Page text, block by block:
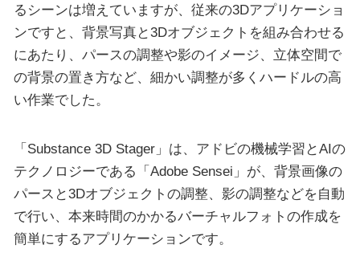
るシーンは増えていますが、従来の3Dアプリケーショ
ンですと、背景写真と3Dオブジェクトを組み合わせる
にあたり、パースの調整や影のイメージ、立体空間で
の背景の置き方など、細かい調整が多くハードルの高
い作業でした。
「Substance 3D Stager」は、アドビの機械学習とAIの
テクノロジーである「Adobe Sensei」が、背景画像の
パースと3Dオブジェクトの調整、影の調整などを自動
で行い、本来時間のかかるバーチャルフォトの作成を
簡単にするアプリケーションです。